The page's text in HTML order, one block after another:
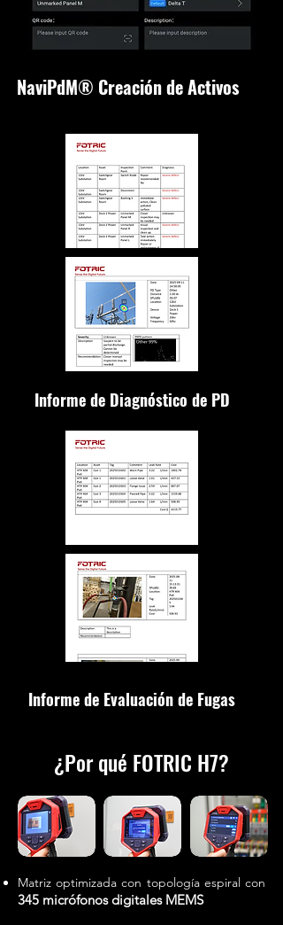
NaviPdM® Creación de Activos
Informe de Diagnóstico de PD
Informe de Evaluación de Fugas
¿Por qué FOTRIC H7?
Matriz optimizada con topología espiral con
345 micrófonos digitales MEMS